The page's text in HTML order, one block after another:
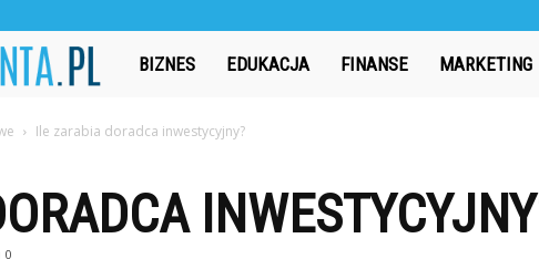
CzasAbsolwenta.pl
BIZNES EDUKACJA FINANSE MARKETING
Ile zarabia doradca inwestycyjny?
0